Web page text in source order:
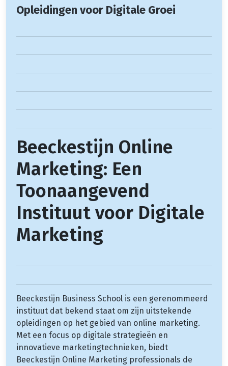
Opleidingen voor Digitale Groei
Beeckestijn Online
Marketing: Een
Toonaangevend
Instituut voor Digitale
Marketing
Beeckestijn Business School is een gerenommeerd
instituut dat bekend staat om zijn uitstekende
opleidingen op het gebied van online marketing.
Met een focus op digitale strategieën en
innovatieve marketingtechnieken, biedt
Beeckestijn Online Marketing professionals de